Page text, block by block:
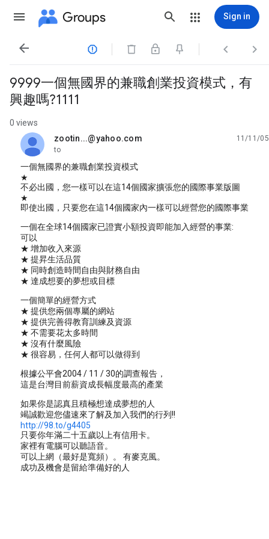
Groups Sign in
   
9999一個無國界的兼職創業投資模式，有
興趣嗎?1111
0 views
zootin...@yahoo.com
unread,
11/11/05
to
一個無國界的兼職創業投資模式
★
不必出國，您一樣可以在這14個國家擴張您的國際事業版圖
★
即使出國，只要您在這14個國家內一樣可以經營您的國際事業
一個在全球14個國家已證實小額投資即能加入經營的事業:
可以
★ 增加收入來源
★ 提昇生活品質
★ 同時創造時間自由與財務自由
★ 達成想要的夢想或目標
一個簡單的經營方式
★ 提供您兩個專屬的網站
★ 提供完善得教育訓練及資源
★ 不需要花太多時間
★ 沒有什麼風險
★ 很容易，任何人都可以做得到
根據公平會2004 / 11 / 30的調查報告，
這是台灣目前薪資成長幅度最高的產業
如果你是認真且積極想達成夢想的人
竭誠歡迎您儘速來了解及加入我們的行列!!
http://98.to/g4405
只要你年滿二十五歲以上有信用卡。
家裡有電腦可以聽語音。
可以上網（最好是寬頻）。 有麥克風。
成功及機會是留給準備好的人